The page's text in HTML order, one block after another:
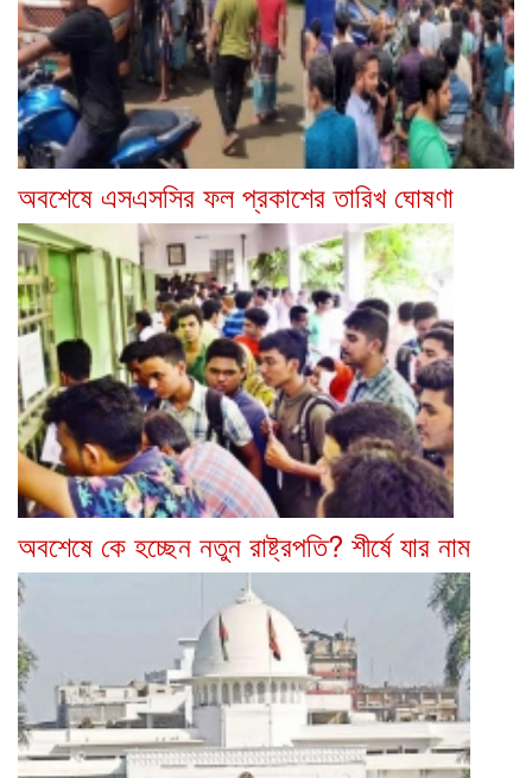
অবশেষে এসএসসির ফল প্রকাশের তারিখ ঘোষণা
অবশেষে কে হচ্ছেন নতুন রাষ্ট্রপতি? শীর্ষে যার নাম